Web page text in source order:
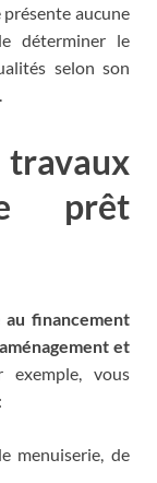
aucune
déterminer le
selon son
prêt
financement
et
exemple, vous
menuiserie, de